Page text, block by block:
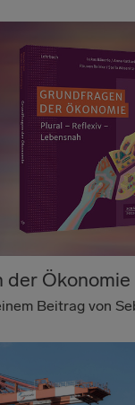
der Ökonomie
Beitrag von